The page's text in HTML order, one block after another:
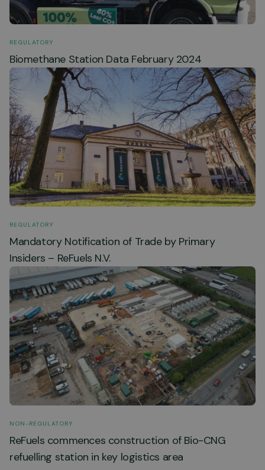
REGULATORY
Biomethane Station Data February 2024
REGULATORY
Mandatory Notification of Trade by Primary
Insiders – ReFuels N.V.
NON-REGULATORY
ReFuels commences construction of Bio-CNG
refuelling station in key logistics area